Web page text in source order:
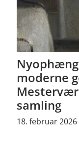
moderne
samling
18. februar